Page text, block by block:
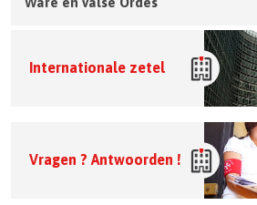
Internationale zetel
Vragen ? Antwoorden !